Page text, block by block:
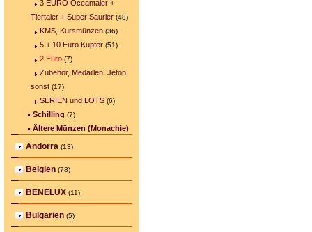
3 EURO Oceantaler +
Tiertaler + Super Saurier (48)
KMS, Kursmünzen (36)
5 + 10 Euro Kupfer (51)
2 Euro (7)
Zubehör, Medaillen, Jeton,
sonst (17)
SERIEN und LOTS (6)
Schilling (7)
Ältere Münzen (Monachie)
Andorra (13)
Belgien (78)
BENELUX (11)
Bulgarien (5)